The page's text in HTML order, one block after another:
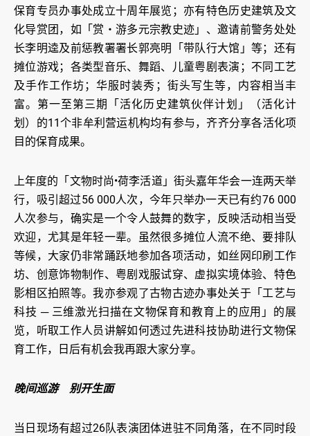
保育专员办事处成立十周年展览；亦有特色历史建筑及文
化导赏团，如「赏‧游多元宗教史迹」、邀请前警务处处
长李明逵及前惩教署署长郭亮明「带队行大馆」等；还有
摊位游戏；各类型音乐、舞蹈、儿童粤剧表演；不同工艺
及手作工作坊；华服时装秀；街头写生等，内容相当丰
富。第一至第三期「活化历史建筑伙伴计划」（活化计
划）的11个非牟利营运机构均有参与，齐齐分享各活化项
目的保育成果。
上年度的「文物时尚•荷李活道」街头嘉年华会一连两天举
行，吸引超过56 000人次，今年只举办一天已有约76 000
人次参与，确实是一个令人鼓舞的数字，反映活动相当受
欢迎，尤其是年轻一辈。虽然很多摊位人流不绝、要排队
等候，大家仍非常踊跃地参加各项活动，如丝网印刷工作
坊、创意饰物制作、粤剧戏服试穿、虚拟实境体验、特色
影相区拍照等。我亦参观了古物古迹办事处关于「工艺与
科技 ─ 三维激光扫描在文物保育和教育上的应用」的展
览，听取工作人员讲解如何透过先进科技协助进行文物保
育工作，日后有机会我再跟大家分享。
晚间巡游 别开生面
当日现场有超过26队表演团体进驻不同角落，在不同时段